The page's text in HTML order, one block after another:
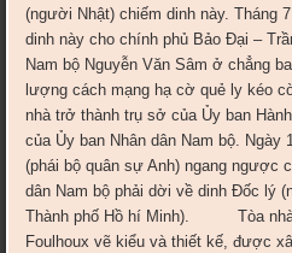
(người Nhật) chiếm dinh này. Tháng
dinh này cho chính phủ Bảo Đại –
Nam bộ Nguyễn Văn Sâm ở chẳng
lượng cách mạng hạ cờ quẻ ly kéo
nhà trở thành trụ sở của Ủy ban
của Ủy ban Nhân dân Nam bộ. Ngày
(phái bộ quân sự Anh) ngang ngược
dân Nam bộ phải dời về dinh Đốc lý
Thành phố Hồ hí Minh). Tòa nhà
Foulhoux vẽ kiểu và thiết kế, được